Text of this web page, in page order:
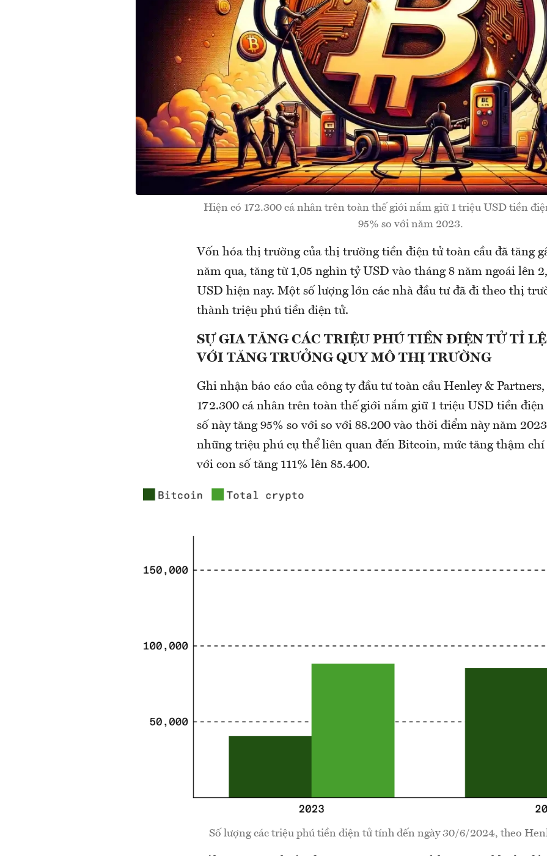
Hiện có 172.300 cá nhân trên toàn thế giới nắm giữ 1 triệu USD tiền
95% so với năm 2023.
Vốn hóa thị trường của thị trường tiền điện tử toàn cầu đã tăng
năm qua, tăng từ 1,05 nghìn tỷ USD vào tháng 8 năm ngoái lên
USD hiện nay. Một số lượng lớn các nhà đầu tư đã đi theo thị
thành triệu phú tiền điện tử.
SỰ GIA TĂNG CÁC TRIỆU PHÚ TIỀN ĐIỆN TỬ TỈ
VỚI TĂNG TRƯỞNG QUY MÔ THỊ TRƯỜNG
Ghi nhận báo cáo của công ty đầu tư toàn cầu Henley &
172.300 cá nhân trên toàn thế giới nắm giữ 1 triệu USD tiền
số này tăng 95% so với so với 88.200 vào thời điểm này năm
những triệu phú cụ thể liên quan đến Bitcoin, mức tăng thậm
với con số tăng 111% lên 85.400.
Số lượng các triệu phú tiền điện tử tính đến ngày 30/6/2024, theo